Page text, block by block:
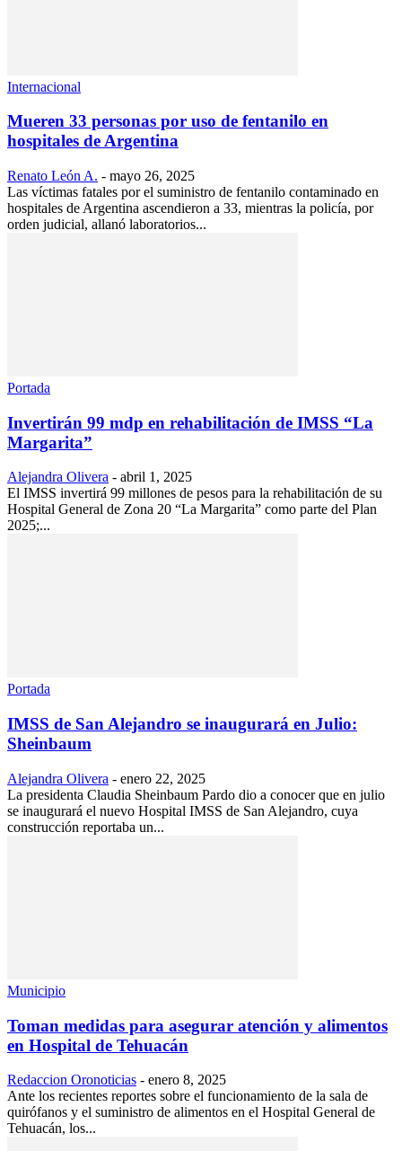
Internacional
Mueren 33 personas por uso de fentanilo en
hospitales de Argentina
Renato León A. - mayo 26, 2025
Las víctimas fatales por el suministro de fentanilo contaminado en
hospitales de Argentina ascendieron a 33, mientras la policía, por
orden judicial, allanó laboratorios...
Portada
Invertirán 99 mdp en rehabilitación de IMSS “La
Margarita”
Alejandra Olivera - abril 1, 2025
El IMSS invertirá 99 millones de pesos para la rehabilitación de su
Hospital General de Zona 20 “La Margarita” como parte del Plan
2025;...
Portada
IMSS de San Alejandro se inaugurará en Julio:
Sheinbaum
Alejandra Olivera - enero 22, 2025
La presidenta Claudia Sheinbaum Pardo dio a conocer que en julio
se inaugurará el nuevo Hospital IMSS de San Alejandro, cuya
construcción reportaba un...
Municipio
Toman medidas para asegurar atención y alimentos
en Hospital de Tehuacán
Redaccion Oronoticias - enero 8, 2025
Ante los recientes reportes sobre el funcionamiento de la sala de
quirófanos y el suministro de alimentos en el Hospital General de
Tehuacán, los...